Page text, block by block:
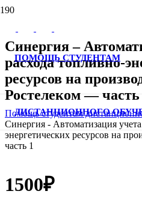
ПОМОЩЬ СТУДЕНТАМ
ДИСТАНЦИОННОГО
Синергия –
расхода топливно-
ресурсов на
Ростелеком — часть
Помощь студентам
Синергия - Автоматизация
энергетических ресурсов на
часть 1
1500₽